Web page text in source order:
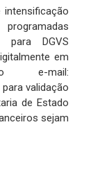
para DGVS
em
e-mail:
para validação
de Estado
sejam